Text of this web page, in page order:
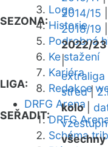
Logo
Historie
Podrobná
Ke stažení
Kariéra
Redakce
DRFG Arena
DRFG
Schéma
SEZONA:
2014/15
2018/19
2022/23
|
LIGA:
extraliga
střed|
SEŘADIT:
kolo|
všechny